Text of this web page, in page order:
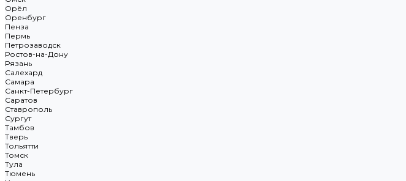
Орёл
Оренбург
Пенза
Пермь
Петрозаводск
Ростов-на-Дону
Рязань
Салехард
Самара
Санкт-Петербург
Саратов
Ставрополь
Сургут
Тамбов
Тверь
Тольятти
Томск
Тула
Тюмень